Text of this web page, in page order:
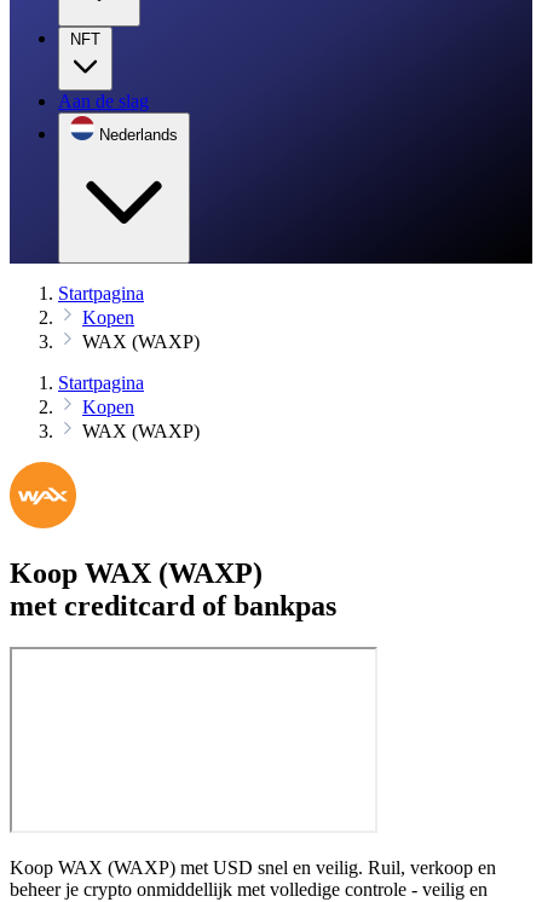
NFT
Aan de slag
Nederlands
Startpagina
Kopen
WAX (WAXP)
Startpagina
Kopen
WAX (WAXP)
Koop WAX (WAXP)
met creditcard of bankpas
Koop WAX (WAXP) met USD snel en veilig. Ruil, verkoop en
beheer je crypto onmiddellijk met volledige controle - veilig en